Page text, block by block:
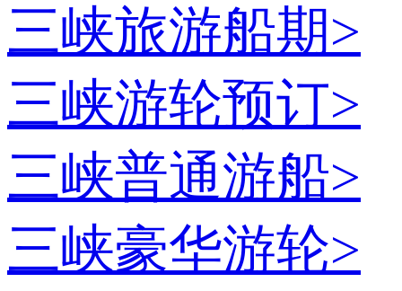
三峡旅游船期>
三峡游轮预订>
三峡普通游船>
三峡豪华游轮>